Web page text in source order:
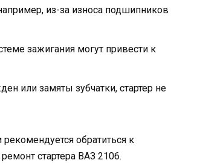
из-за износа подшипников
зажигания могут привести к
или замяты зубчатки, стартер не
обратиться к
стартера ВАЗ 2106.